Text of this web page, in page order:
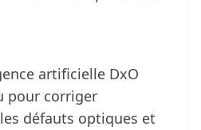
artificielle DxO
pour corriger
défauts optiques et